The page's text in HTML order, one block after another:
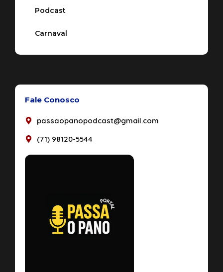
Podcast
Carnaval
Fale Conosco
passaopanopodcast@gmail.com
(71) 98120-5544